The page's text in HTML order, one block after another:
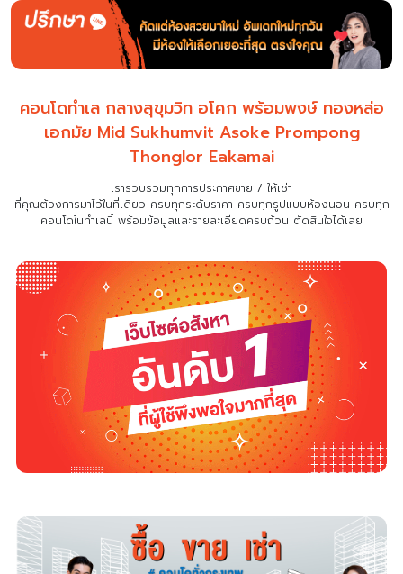
คอนโดทำเล กลางสุขุมวิท อโศก พร้อมพงษ์ ทองหล่อ
เอกมัย Mid Sukhumvit Asoke Prompong
Thonglor Eakamai
เรารวบรวมทุกการประกาศขาย / ให้เช่า
ที่คุณต้องการมาไว้ในที่เดียว ครบทุกระดับราคา ครบทุกรูปแบบห้องนอน ครบทุก
คอนโดในทำเลนี้ พร้อมข้อมูลและรายละเอียดครบถ้วน ตัดสินใจได้เลย